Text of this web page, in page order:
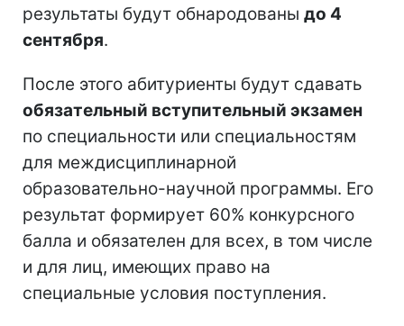
результаты будут обнародованы до 4
сентября.
После этого абитуриенты будут сдавать
обязательный вступительный экзамен
по специальности или специальностям
для междисциплинарной
образовательно-научной программы. Его
результат формирует 60% конкурсного
балла и обязателен для всех, в том числе
и для лиц, имеющих право на
специальные условия поступления.